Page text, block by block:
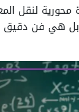
محورية لنقل
بل هي فن